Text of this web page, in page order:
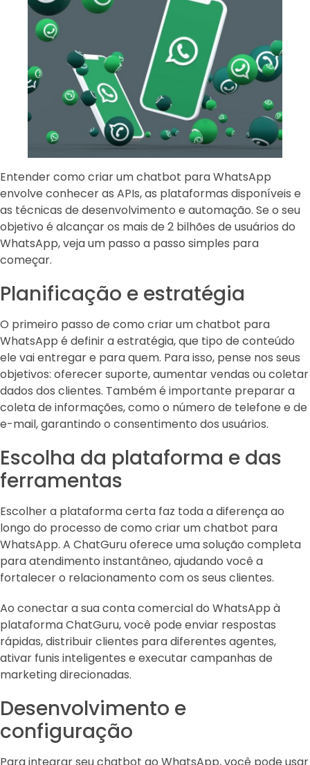
Entender como criar um chatbot para WhatsApp
envolve conhecer as APIs, as plataformas disponíveis e
as técnicas de desenvolvimento e automação. Se o seu
objetivo é alcançar os mais de 2 bilhões de usuários do
WhatsApp, veja um passo a passo simples para
começar.
Planificação e estratégia
O primeiro passo de como criar um chatbot para
WhatsApp é definir a estratégia, que tipo de conteúdo
ele vai entregar e para quem. Para isso, pense nos seus
objetivos: oferecer suporte, aumentar vendas ou coletar
dados dos clientes. Também é importante preparar a
coleta de informações, como o número de telefone e de
e-mail, garantindo o consentimento dos usuários.
Escolha da plataforma e das
ferramentas
Escolher a plataforma certa faz toda a diferença ao
longo do processo de como criar um chatbot para
WhatsApp. A ChatGuru oferece uma solução completa
para atendimento instantâneo, ajudando você a
fortalecer o relacionamento com os seus clientes.
Ao conectar a sua conta comercial do WhatsApp à
plataforma ChatGuru, você pode enviar respostas
rápidas, distribuir clientes para diferentes agentes,
ativar funis inteligentes e executar campanhas de
marketing direcionadas.
Desenvolvimento e
configuração
Para integrar seu chatbot ao WhatsApp, você pode usar